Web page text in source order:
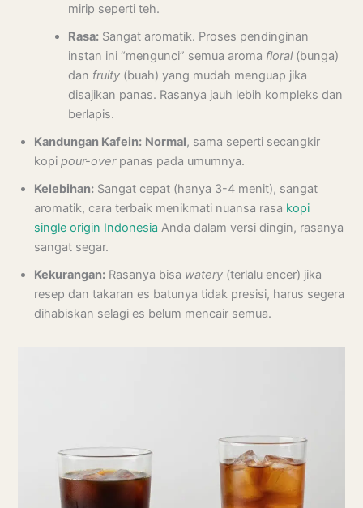
mirip seperti teh.
Rasa: Sangat aromatik. Proses pendinginan
instan ini “mengunci” semua aroma floral(bunga)
dan fruity (buah) yang mudah menguap jika
disajikan panas. Rasanya jauh lebih kompleks dan
berlapis.
Kandungan Kafein: Normal, sama seperti secangkir
kopipour-overpanas pada umumnya.
Kelebihan: Sangat cepat (hanya 3-4 menit), sangat
aromatik, cara terbaik menikmati nuansa rasa kopi
single origin Indonesia Anda dalam versi dingin, rasanya
sangat segar.
Kekurangan: Rasanya bisa watery (terlalu encer) jika
resep dan takaran es batunya tidak presisi, harus segera
dihabiskan selagi es belum mencair semua.